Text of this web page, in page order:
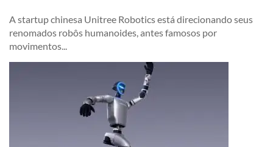
A startup chinesa Unitree Robotics está direcionando seus
renomados robôs humanoides, antes famosos por
movimentos...